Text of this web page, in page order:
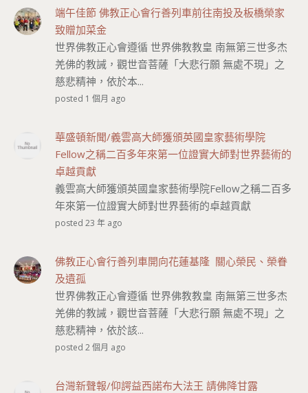
端午佳節 佛教正心會行善列車前往南投及板橋榮家
致贈加菜金
世界佛教正心會遵循 世界佛教教皇 南無第三世多杰
羌佛的教誡，觀世音菩薩「大悲行願 無處不現」之
慈悲精神，依於本...
posted 1 個月 ago
華盛頓新聞/義雲高大師獲頒英國皇家藝術學院
Fellow之稱二百多年來第一位證實大師對世界藝術的
卓越貢獻
義雲高大師獲頒英國皇家藝術學院Fellow之稱二百多
年來第一位證實大師對世界藝術的卓越貢獻
posted 23 年 ago
佛教正心會行善列車開向花蓮基隆 關心榮民、榮眷
及遺孤
世界佛教正心會遵循 世界佛教教皇 南無第三世多杰
羌佛的教誡，觀世音菩薩「大悲行願 無處不現」之
慈悲精神，依於該...
posted 2 個月 ago
台灣新聲報/仰諤益西諾布大法王 請佛降甘露